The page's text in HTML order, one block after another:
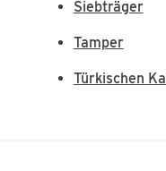
Siebträger
Tamper
Türkischen